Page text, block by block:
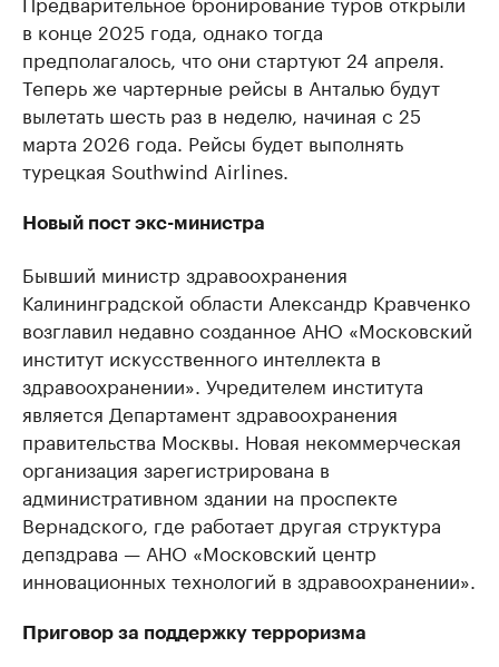
в конце 2025 года, однако тогда
предполагалось, что они стартуют 24 апреля.
Теперь же чартерные рейсы в Анталью будут
вылетать шесть раз в неделю, начиная с 25
марта 2026 года. Рейсы будет выполнять
турецкая Southwind Airlines.
Новый пост экс-министра
Бывший министр здравоохранения
Калининградской области Александр Кравченко
возглавил недавно созданное АНО «Московский
институт искусственного интеллекта в
здравоохранении». Учредителем института
является Департамент здравоохранения
правительства Москвы. Новая некоммерческая
организация зарегистрирована в
административном здании на проспекте
Вернадского, где работает другая структура
депздрава — АНО «Московский центр
инновационных технологий в здравоохранении».
Приговор за поддержку терроризма